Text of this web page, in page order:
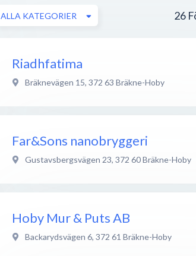
26
ALLA KATEGORIER
Riadhfatima
Bräknevägen 15, 372 63 Bräkne-Hoby
Far&Sons nanobryggeri
Gustavsbergsvägen 23, 372 60Bräkne-Hoby
Hoby Mur & Puts AB
Backarydsvägen 6, 372 61 Bräkne-Hoby